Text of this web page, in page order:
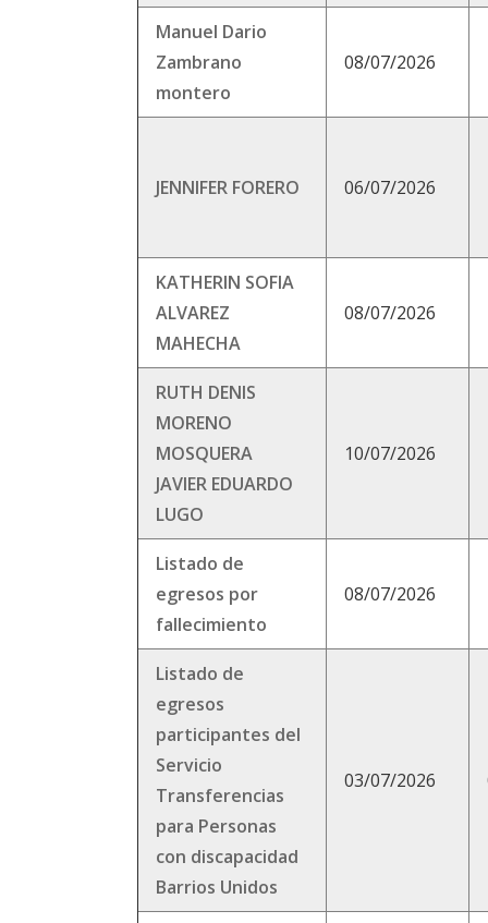
Manuel Dario
Zambrano
montero
08/07/2026
JENNIFER FORERO 06/07/2026
KATHERIN SOFIA
ALVAREZ
MAHECHA
08/07/2026
RUTH DENIS
MORENO
MOSQUERA
JAVIER EDUARDO
LUGO
10/07/2026
Listado de
egresos por
fallecimiento
08/07/2026
Listado de
egresos
participantes del
Servicio
Transferencias
para Personas
con discapacidad
Barrios Unidos
03/07/2026